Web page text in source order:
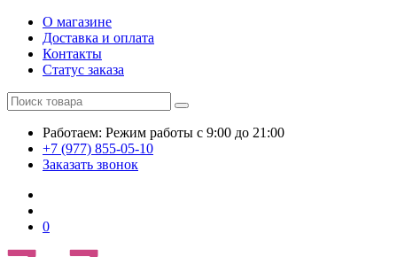
О магазине
Доставка и оплата
Контакты
Статус заказа
Работаем: Режим работы с 9:00 до 21:00
+7 (977) 855-05-10
Заказать звонок
0